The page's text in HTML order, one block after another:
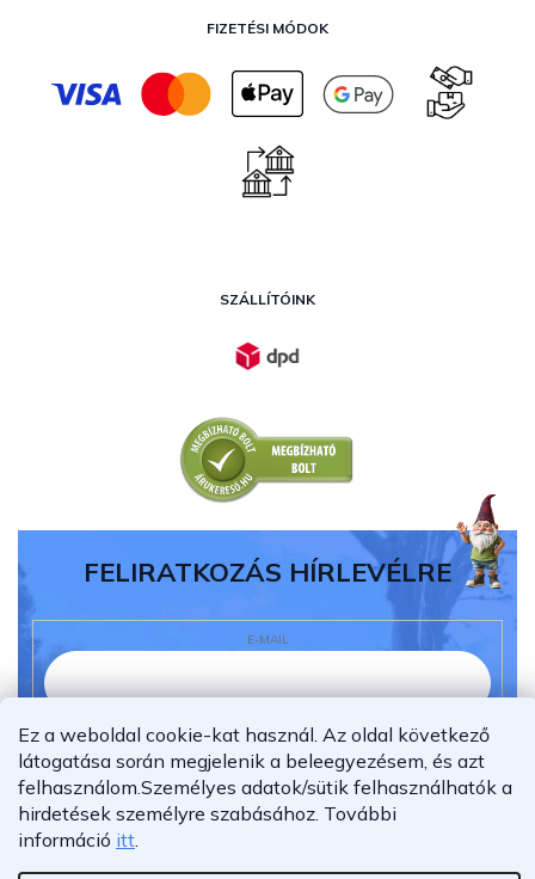
Ez a weboldal cookie-kat használ. Az oldal következő
látogatása során megjelenik a beleegyezésem, és azt
felhasználom.Személyes adatok/sütik felhasználhatók a
hirdetések személyre szabásához. További
információ itt.
FIZETÉSI MÓDOK
SZÁLLÍTÓINK
FELIRATKOZÁS HÍRLEVÉLRE
E-MAIL
Elolvastam és megértettem azadatvédelmi
nyilatkozatot.
Feliratkozás